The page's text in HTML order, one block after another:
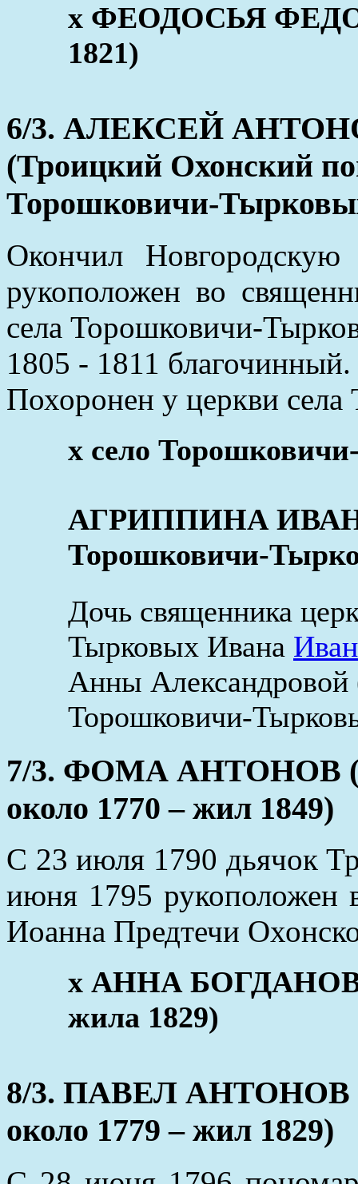
х ФЕОДОСЬЯ
1821)
6/3. АЛЕКСЕЙ
(Троицкий Охонский
Торошковичи-
Окончил
рукоположен во
села Торошковичи-
1805 - 1811 благочинный.
Похоронен у церкви
x село
АГРИППИНА
Торошковичи-
Дочь священника
Тырковых Ивана
Анны
Торошковичи-
7/3. ФОМА АНТОНОВ
около 1770 – жил 1849)
С 23 июля 1790 дьячок
июня 1795 рукоположен
Иоанна Предтечи
х АННА БОГДАНОВА
жила 1829)
8/3. ПАВЕЛ АНТОНОВ
около 1779 – жил 1829)